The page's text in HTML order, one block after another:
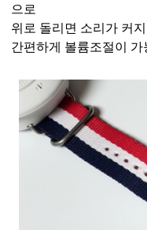
으로
위로 돌리면 소리가 커
간편하게 볼륨조절이 가